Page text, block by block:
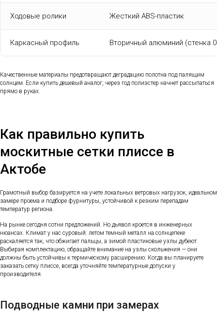
Ходовые ролики Жесткий ABS-пластик
Каркасный профиль Вторичный алюминий (стенка
Качественные материалы предотвращают деградацию полотна под палящим
солнцем. Если купить дешевый аналог, через год полиэстер начнет рассыпаться
прямо в руках.
Как правильно купить
москитные сетки плиссе в
Актобе
Грамотный выбор базируется на учете локальных ветровых нагрузок, идеальном
замере проема и подборе фурнитуры, устойчивой к резким перепадам
температур региона.
На рынке сегодня сотни предложений. Но дьявол кроется в инженерных
нюансах. Климат у нас суровый: летом темный металл на солнцепеке
раскаляется так, что обжигает пальцы, а зимой пластиковые узлы дубеют.
Выбирая комплектацию, обращайте внимание на узлы скольжения — они
должны быть устойчивы к термическому расширению. Когда вы планируете
заказать сетку плиссе, всегда уточняйте температурные допуски у
производителя.
Подводные камни при замерах